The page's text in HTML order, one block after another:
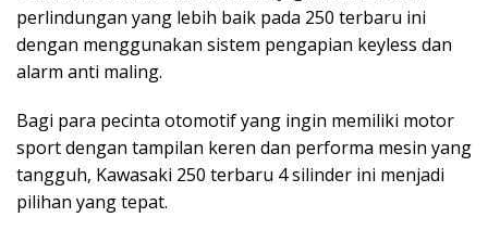
perlindungan yang lebih baik pada 250 terbaru ini
dengan menggunakan sistem pengapian keyless dan
alarm anti maling.
Bagi para pecinta otomotif yang ingin memiliki motor
sport dengan tampilan keren dan performa mesin yang
tangguh, Kawasaki 250 terbaru 4 silinder ini menjadi
pilihan yang tepat.